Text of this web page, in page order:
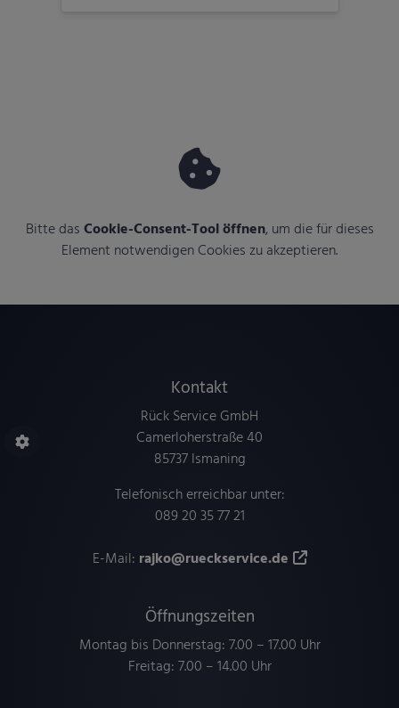
Bitte das Cookie-Consent-Tool öffnen, um die für dieses
Element notwendigen Cookies zu akzeptieren.
Kontakt
Rück Service GmbH
Camerloherstraße 40
85737 Ismaning
Telefonisch erreichbar unter:
089 20 35 77 21
E-Mail: rajko@rueckservice.de
Öffnungszeiten
Montag bis Donnerstag: 7.00 – 17.00 Uhr
Freitag: 7.00 – 14.00 Uhr